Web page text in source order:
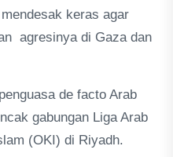
keras agar
agresinya di Gaza dan
de facto Arab
gabungan Liga Arab
(OKI) di Riyadh.